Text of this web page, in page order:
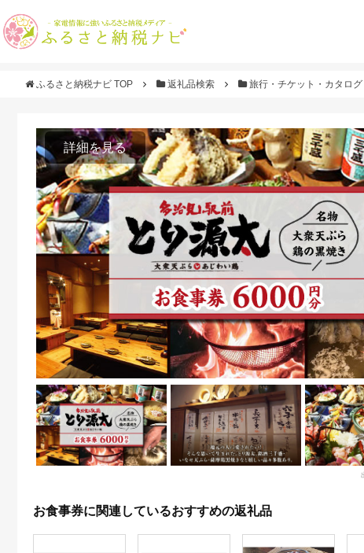
ふるさと納税ナビ TOP 返礼品検索 旅行・チケット・カタログ
詳細を見る
お食事券に関連しているおすすめの返礼品